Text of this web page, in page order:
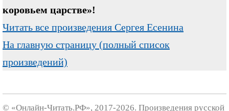
коровьем царстве»!
Читать все произведения Сергея Есенина
На главную страницу (полный список
произведений)
© «Онлайн-Читать.РФ», 2017-2026. Произведения русской